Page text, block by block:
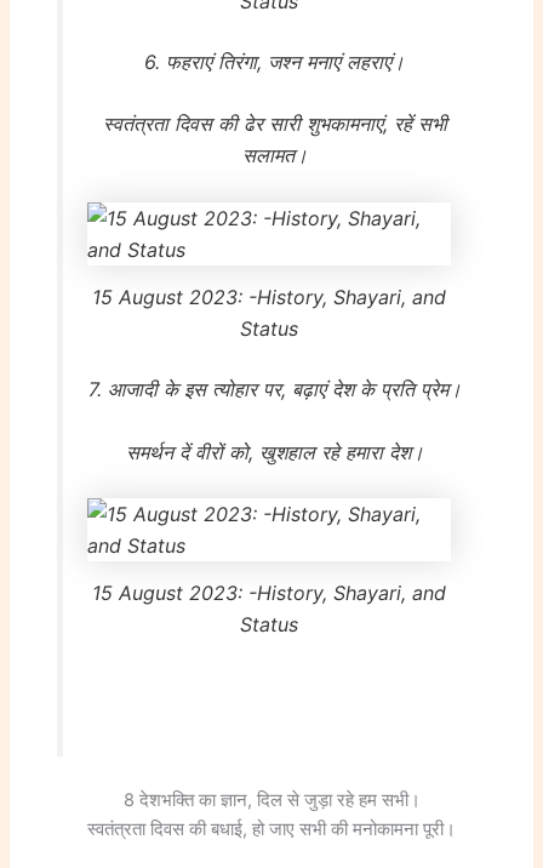
6. फहराएं तिरंगा, जश्न मनाएं लहराएं।
स्वतंत्रता दिवस की ढेर सारी शुभकामनाएं, रहें सभी
सलामत।
15 August 2023: -History, Shayari, and
Status
7. आजादी के इस त्योहार पर, बढ़ाएं देश के प्रति प्रेम।
समर्थन दें वीरों को, खुशहाल रहे हमारा देश।
15 August 2023: -History, Shayari, and
Status
8 देशभक्ति का ज्ञान, दिल से जुड़ा रहे हम सभी।
स्वतंत्रता दिवस की बधाई, हो जाए सभी की मनोकामना पूरी।